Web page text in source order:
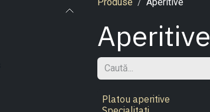
Aperitive
Platou aperitive